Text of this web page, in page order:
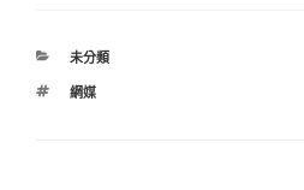
分
未分類
標
網媒